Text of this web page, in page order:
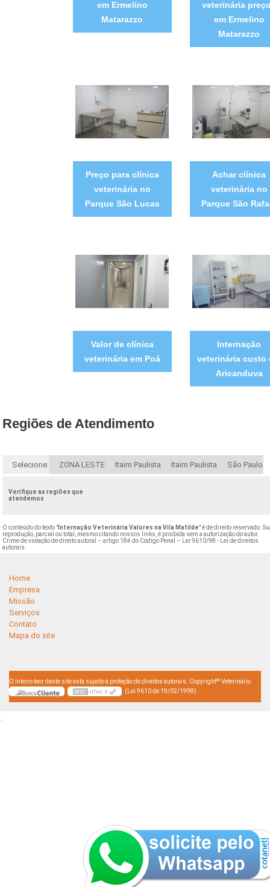
em Ermelino
Matarazzo
veterinária
em Ermelino
Matarazzo
Preço para clínica
veterinária no
Parque São Lucas
Achar clínica
veterinária no
Parque São
Valor de clínica
veterinária em Poá
Internação
veterinária custo
Aricanduva
Regiões de Atendimento
Selecione: ZONA LESTE Itaim Paulista Itaim Paulista São Paulo
Verifique as regiões que
atendemos
O conteúdo do texto " Internação Veterinária Valores na Vila Matilde" é de direito reservado.
reprodução, parcial ou total, mesmo citando nossos links, é proibida sem a autorização do autor.
Crime de violação de direito autoral – artigo 184 do Código Penal –
Lei 9610/98 - Lei de direitos
autorais
Home
Empresa
Missão
Serviços
Contato
Mapa do site
O inteiro teor deste site está sujeito à proteção de direitos autorais. Copyright© Veterinário
(Lei 9610 de 19/02/1998)